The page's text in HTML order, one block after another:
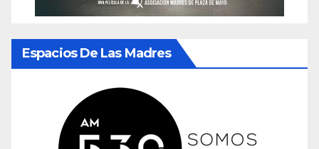
Espacios De Las Madres